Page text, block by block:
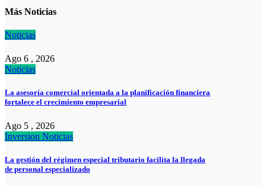
Más Noticias
Noticias
Ago 6 , 2026
Noticias
La asesoría comercial orientada a la planificación financiera
fortalece el crecimiento empresarial
Ago 5 , 2026
Inversion Noticias
La gestión del régimen especial tributario facilita la llegada
de personal especializado